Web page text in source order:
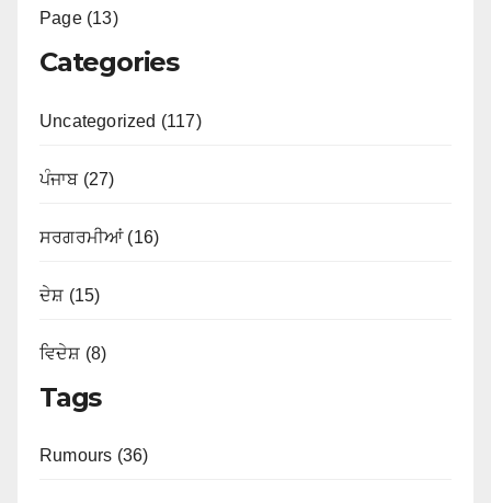
Page (13)
Categories
Uncategorized (117)
ਪੰਜਾਬ (27)
ਸਰਗਰਮੀਆਂ (16)
ਦੇਸ਼ (15)
ਵਿਦੇਸ਼ (8)
Tags
Rumours (36)